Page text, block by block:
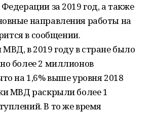
за 2019 год, а также
направления работы на
в сообщении.
в 2019 году в стране было
более 2 миллионов
на 1,6% выше уровня 2018
МВД раскрыли более 1
В то же время